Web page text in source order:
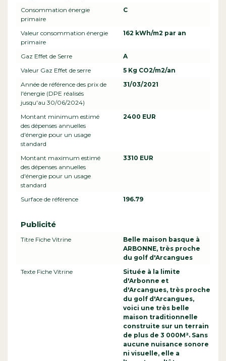
Consommation énergie
primaire
C
Valeur consommation énergie
primaire
162 kWh/m2 par an
Gaz Effet de Serre
A
Valeur Gaz Effet de serre
5 Kg CO2/m2/an
Année de référence des prix de
l'énergie (DPE réalisés
jusqu'au 30/06/2024)
31/03/2021
Montant minimum estimé
des dépenses annuelles
d'énergie pour un usage
standard
2400 EUR
Montant maximum estimé
des dépenses annuelles
d'énergie pour un usage
standard
3310 EUR
Surface de référence 196.79
Publicité
Titre Fiche Vitrine
Belle maison basque à
ARBONNE, très proche
du golf d'Arcangues
Texte Fiche Vitrine
Située à la limite
d'Arbonne et
d'Arcangues, très proche
du golf d'Arcangues,
voici une très belle
maison traditionnelle
construite sur un terrain
de plus de 3 000M². Sans
aucune nuisance sonore
ni visuelle, elle a